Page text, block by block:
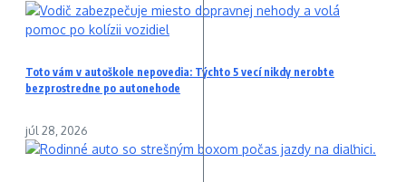
Toto vám v autoškole nepovedia: Týchto 5 vecí nikdy nerobte
bezprostredne po autonehode
júl 28, 2026